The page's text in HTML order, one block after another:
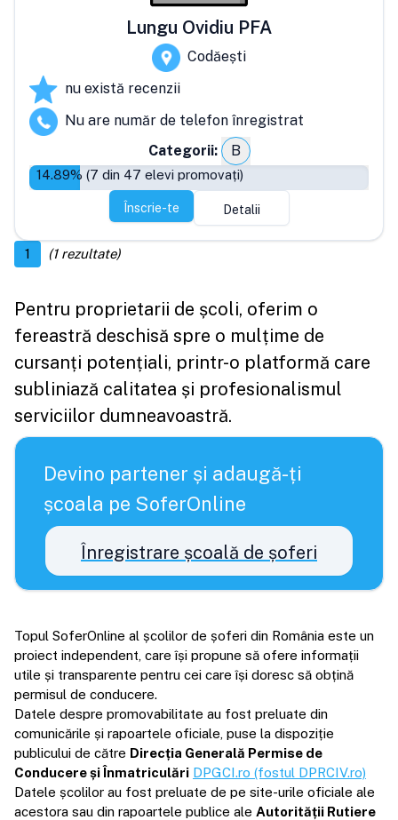
Lungu Ovidiu PFA
Codăești
nu există recenzii
Nu are număr de telefon înregistrat
Categorii:
B
14.89% (7 din 47 elevi promovați)
Înscrie-te Detalii
1 (1rezultate)
Pentru proprietarii de școli, oferim o
fereastră deschisă spre o mulțime de
cursanți potențiali, printr-o platformă care
subliniază calitatea și profesionalismul
serviciilor dumneavoastră.
Devino partener și adaugă-ți
școala pe SoferOnline
Înregistrare școală de șoferi
Topul SoferOnline al școlilor de șoferi din România este un
proiect independent, care își propune să ofere informații
utile și transparente pentru cei care își doresc să obțină
permisul de conducere.
Datele despre promovabilitate au fost preluate din
comunicările și rapoartele oficiale, puse la dispoziție
publicului de către Direcția Generală Permise de
Conducere și Înmatriculări DPGCI.ro (fostul DPRCIV.ro)
Datele școlilor au fost preluate de pe site-urile oficiale ale
acestora sau din rapoartele publice ale Autorității Rutiere